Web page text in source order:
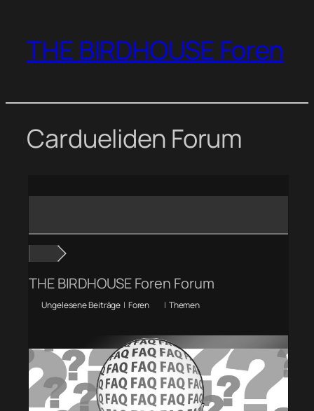
springen
THE BIRDHOUSE Foren
Cardueliden Forum
THE BIRDHOUSE Foren Forum
Ungelesene Beiträge | Foren | Themen